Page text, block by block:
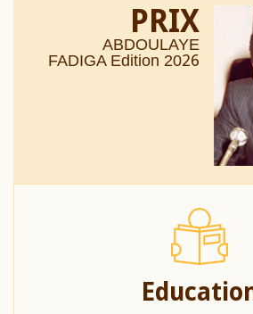
PRIX
ABDOULAYE
FADIGA Edition 2026